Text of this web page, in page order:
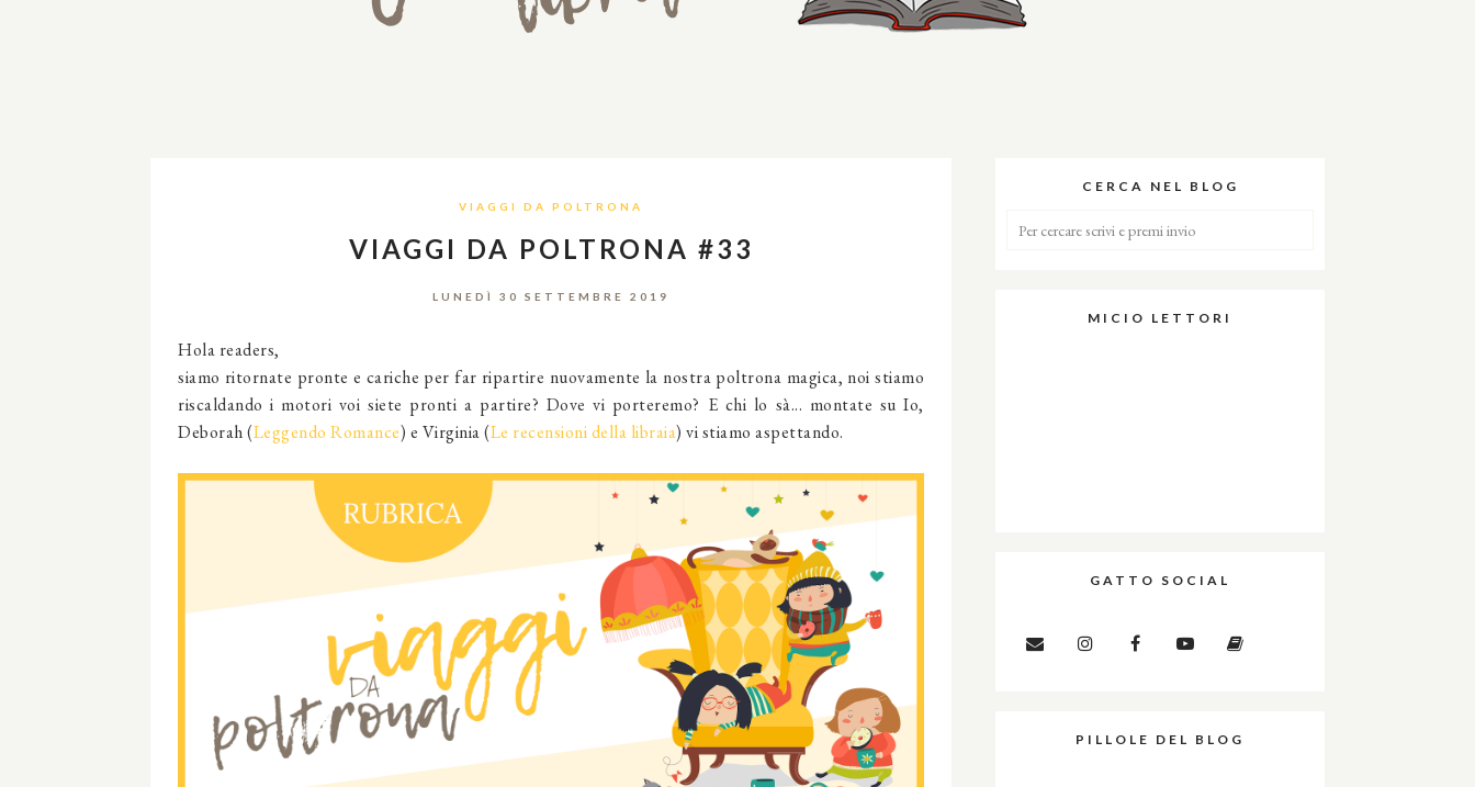
VIAGGI DA POLTRONA
VIAGGI DA POLTRONA #33
LUNEDÌ 30 SETTEMBRE 2019
Hola readers,
siamo ritornate pronte e cariche per far ripartire nuovamente la nostra poltrona magica, noi stiamo
riscaldando i motori voi siete pronti a partire? Dove vi porteremo? E chi lo sà... montate su Io,
Deborah (Leggendo Romance) e Virginia (Le recensioni della libraia) vi stiamo aspettando.
CERCA NEL BLOG
MICIO LETTORI
GATTO SOCIAL
PILLOLE DEL BLOG